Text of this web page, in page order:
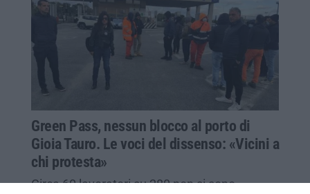
Green Pass, nessun blocco al porto di
Gioia Tauro. Le voci del dissenso: «Vicini a
chi protesta»
Circa 60 lavoratori su 280 non si sono